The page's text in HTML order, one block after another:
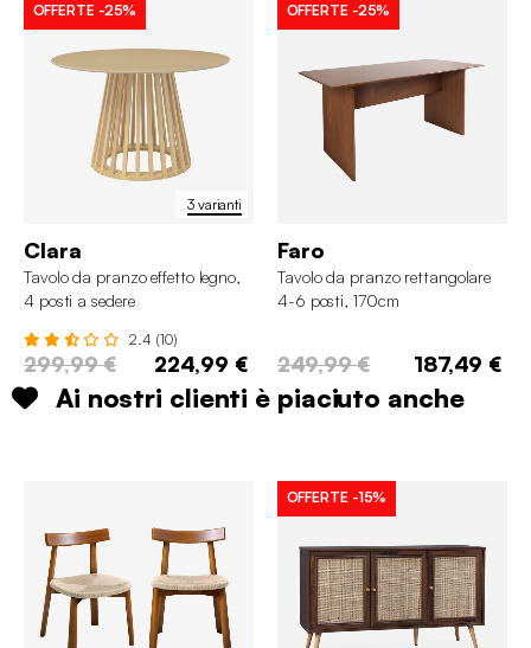
3 varianti
OFFERTE -25%
Clara
Tavolo da pranzo effetto legno,
4 posti a sedere
2.4 (10)
299,99 € 224,99 €
OFFERTE -25%
Faro
Tavolo da pranzo rettangolare
4-6 posti, 170cm
249,99 € 187,49 €
Ai nostri clienti è piaciuto anche
OFFERTE -15%